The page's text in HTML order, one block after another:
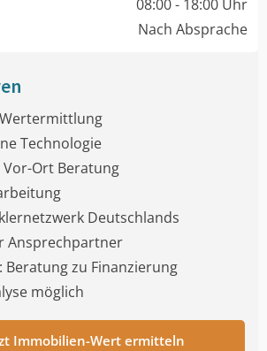
08:00 - 18:00 Uhr
Nach Absprache
Technologie
Ort Beratung
Deutschlands
Ansprechpartner
Beratung zu Finanzierung
möglich
Immobilien-Wert ermitteln